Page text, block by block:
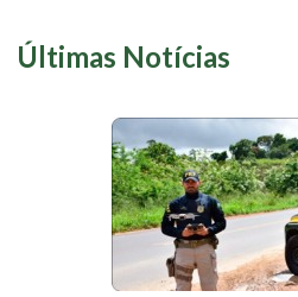
Últimas Notícias